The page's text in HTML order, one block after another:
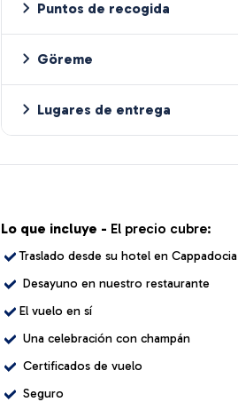
Puntos de recogida
Göreme
Lugares de entrega
Lo que incluye - El precio cubre:
Traslado desde su hotel en Cappadocia
Desayuno en nuestro restaurante
El vuelo en sí
Una celebración con champán
Certificados de vuelo
Seguro